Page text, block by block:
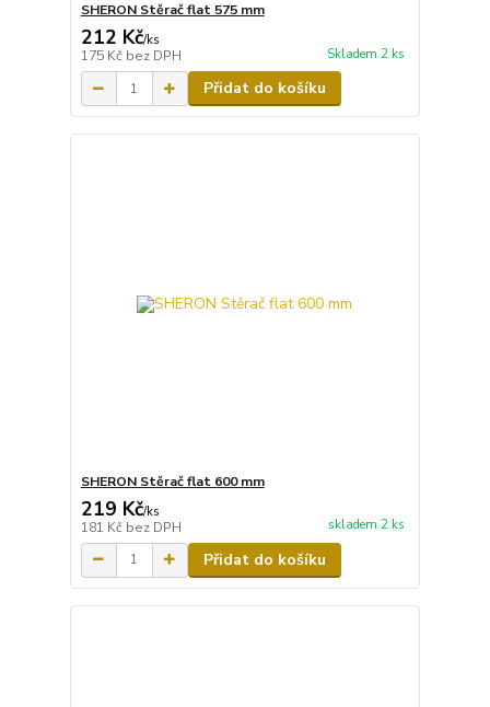
SHERON Stěrač flat 575 mm
212 Kč/ks
175 Kč bez DPH Skladem 2 ks
Přidat do košíku
SHERON Stěrač flat 600 mm
219 Kč/ks
181 Kč bez DPH skladem 2 ks
Přidat do košíku